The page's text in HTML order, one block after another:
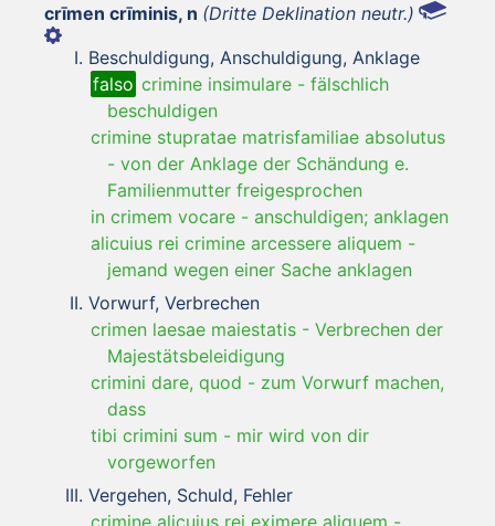
crīmen crīminis, n (Dritte Deklination neutr.)
Beschuldigung, Anschuldigung, Anklage
falso crimine insimulare - fälschlich
beschuldigen
crimine stupratae matrisfamiliae absolutus
- von der Anklage der Schändung e.
Familienmutter freigesprochen
in crimem vocare - anschuldigen; anklagen
alicuius rei crimine arcessere aliquem -
jemand wegen einer Sache anklagen
Vorwurf, Verbrechen
crimen laesae maiestatis - Verbrechen der
Majestätsbeleidigung
crimini dare, quod - zum Vorwurf machen,
dass
tibi crimini sum - mir wird von dir
vorgeworfen
Vergehen, Schuld, Fehler
crimine alicuius rei eximere aliquem -